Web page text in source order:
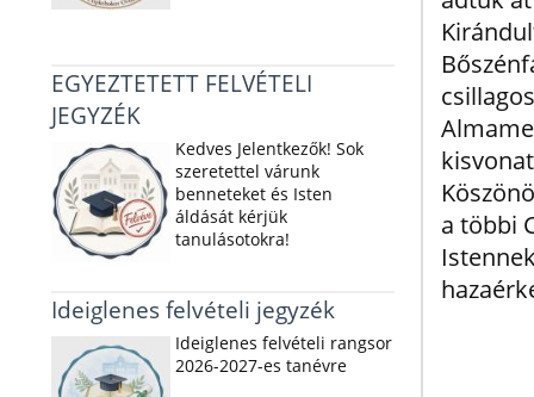
EGYEZTETETT FELVÉTELI
JEGYZÉK
Kedves Jelentkezők! Sok
szeretettel várunk
benneteket és Isten
áldását kérjük
tanulásotokra!
Ideiglenes felvételi jegyzék
Ideiglenes felvételi rangsor
2026-2027-es tanévre
a többi